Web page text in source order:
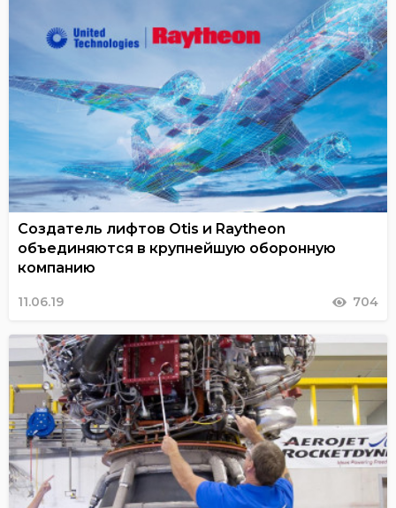
Создатель лифтов Otis и Raytheon
объединяются в крупнейшую оборонную
компанию
11.06.19 704